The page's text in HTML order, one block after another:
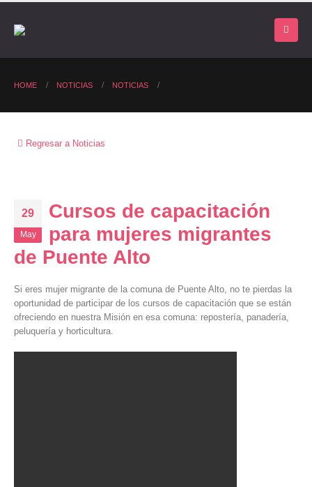
HOME NOTICIAS NOTICIAS
Regresar a Noticias
29
May
Cursos de capacitación
para mujeres migrantes
de Puente Alto
Si eres mujer migrante de la comuna de Puente Alto, no te pierdas la
oportunidad de participar de los cursos de capacitación que se están
ofreciendo en nuestra Misión en esa comuna: repostería, panadería,
peluquería y horticultura.